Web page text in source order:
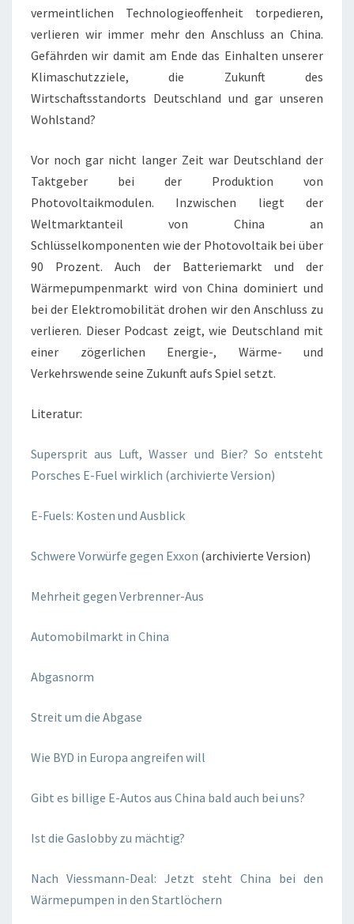
vermeintlichen Technologieoffenheit torpedieren,
verlieren wir immer mehr den Anschluss an China.
Gefährden wir damit am Ende das Einhalten unserer
Klimaschutzziele, die Zukunft des
Wirtschaftsstandorts Deutschland und gar unseren
Wohlstand?
Vor noch gar nicht langer Zeit war Deutschland der
Taktgeber bei der Produktion von
Photovoltaikmodulen. Inzwischen liegt der
Weltmarktanteil von China an
Schlüsselkomponenten wie der Photovoltaik bei über
90 Prozent. Auch der Batteriemarkt und der
Wärmepumpenmarkt wird von China dominiert und
bei der Elektromobilität drohen wir den Anschluss zu
verlieren. Dieser Podcast zeigt, wie Deutschland mit
einer zögerlichen Energie-, Wärme- und
Verkehrswende seine Zukunft aufs Spiel setzt.
Literatur:
Supersprit aus Luft, Wasser und Bier? So entsteht
Porsches E-Fuel wirklich (archivierte Version)
E-Fuels: Kosten und Ausblick
Schwere Vorwürfe gegen Exxon (archivierte Version)
Mehrheit gegen Verbrenner-Aus
Automobilmarkt in China
Abgasnorm
Streit um die Abgase
Wie BYD in Europa angreifen will
Gibt es billige E-Autos aus China bald auch bei uns?
Ist die Gaslobby zu mächtig?
Nach Viessmann-Deal: Jetzt steht China bei den
Wärmepumpen in den Startlöchern